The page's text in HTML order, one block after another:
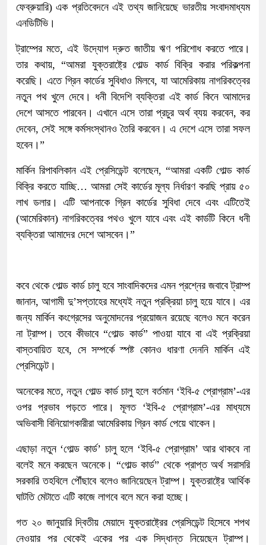
ফেব্রুয়ারি) এক প্রতিবেদনে এই তথ্য জানিয়েছে ভারতীয় সংবাদমাধ্যম
এনডিটিভি।
ট্রাম্পের মতে, এই উদ্যোগ দ্রুত জাতীয় ঋণ পরিশোধ করতে পারে।
তার কথায়, “আমরা যুক্তরাষ্ট্রে গোল্ড কার্ড বিক্রি করার পরিকল্পনা
করেছি। এতে গ্রিন কার্ডের সুবিধাও মিলবে, যা আমেরিকায় নাগরিকত্বের
নতুন পথ খুলে দেবে। ধনী বিদেশি ব্যক্তিরা এই কার্ড কিনে আমাদের
দেশে আসতে পারবেন। এখানে এসে তারা প্রচুর অর্থ ব্যয় করবেন, কর
দেবেন, সেই সঙ্গে কর্মসংস্থানও তৈরি করবেন। এ দেশে এসে তারা সফল
হবেন।”
মার্কিন রিপাবলিকান এই প্রেসিডেন্ট বলেছেন, “আমরা একটি গোল্ড কার্ড
বিক্রি করতে যাচ্ছি… আমরা সেই কার্ডের মূল্য নির্ধারণ করছি প্রায় ৫০
লাখ ডলার। এটি আপনাকে গ্রিন কার্ডের সুবিধা দেবে এবং এটিতেই
(আমেরিকান) নাগরিকত্বের পথও খুলে যাবে এবং এই কার্ডটি কিনে ধনী
ব্যক্তিরা আমাদের দেশে আসবেন।”
কবে থেকে গোল্ড কার্ড চালু হবে সাংবাদিকদের এমন প্রশ্নের জবাবে ট্রাম্প
জানান, আগামী দু’সপ্তাহের মধ্যেই নতুন প্রক্রিয়া চালু হয়ে যাবে। এর
জন্য মার্কিন কংগ্রেসের অনুমোদনের প্রয়োজন রয়েছে বলেও মনে করেন
না ট্রাম্প। তবে কীভাবে “গোল্ড কার্ড” পাওয়া যাবে বা এই প্রক্রিয়া
বাস্তবায়িত হবে, সে সম্পর্কে স্পষ্ট কোনও ধারণা দেননি মার্কিন এই
প্রেসিডেন্ট।
অনেকের মতে, নতুন গোল্ড কার্ড চালু হলে বর্তমান ‘ইবি-৫ প্রোগ্রাম’-এর
ওপর প্রভাব পড়তে পারে। মূলত ‘ইবি-৫ প্রোগ্রাম’-এর মাধ্যমে
অভিবাসী বিনিয়োগকারীরা আমেরিকায় গ্রিন কার্ড পেয়ে থাকেন।
এছাড়া নতুন ‘গোল্ড কার্ড’ চালু হলে ‘ইবি-৫ প্রোগ্রাম’ আর থাকবে না
বলেই মনে করছেন অনেকে। “গোল্ড কার্ড” থেকে প্রাপ্ত অর্থ সরাসরি
সরকারি তহবিলে পৌঁছাবে বলেও জানিয়েছেন ট্রাম্প। যুক্তরাষ্ট্রে আর্থিক
ঘাটতি মেটাতে এটি কাজে লাগবে বলে মনে করা হচ্ছে।
গত ২০ জানুয়ারি দ্বিতীয় মেয়াদে যুক্তরাষ্ট্রের প্রেসিডেন্ট হিসেবে শপথ
নেওয়ার পর থেকেই একের পর এক সিদ্ধান্ত নিয়েছেন ট্রাম্প।